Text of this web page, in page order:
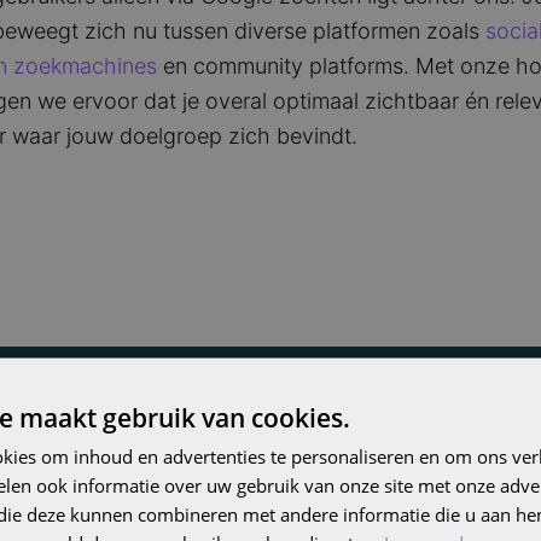
zich nu tussen diverse platformen zoals
zoekmachines en community platforms. Met onze
we ervoor dat je overal optimaal zichtbaar én
waar jouw doelgroep zich bevindt.
maakt gebruik van cookies.
om inhoud en advertenties te personaliseren en om ons
ook informatie over uw gebruik van onze site met onze
deze kunnen combineren met andere informatie die u aan